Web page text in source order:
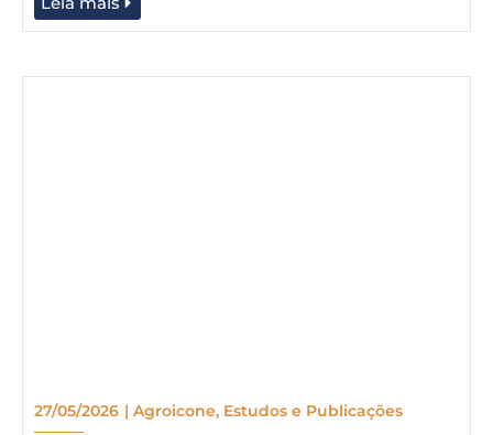
27/05/2026 | Agroicone, Estudos e Publicações